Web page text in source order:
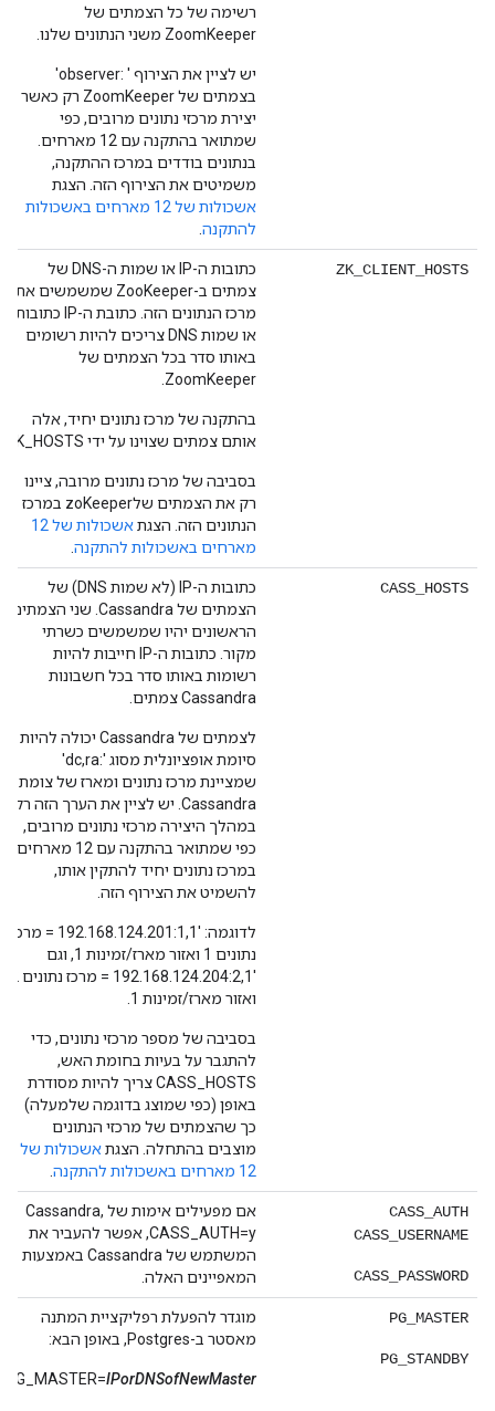
רשימה של כל הצמתים של
ZoomKeeper משני הנתונים שלנו.
יש לציין את הצירוף ' :observer'
בצמתים של ZoomKeeper רק כאשר
יצירת מרכזי נתונים מרובים, כפי
שמתואר בהתקנה עם 12 מארחים.
בנתונים בודדים במרכז ההתקנה,
משמיטים את הצירוף הזה. הצגת
אשכולות של 12 מארחים באשכולות
להתקנה
ZK_CLIENT_HOSTS
כתובות ה-IP או שמות ה-DNS של
צמתים ב-ZooKeeper שמשמשים את
מרכז הנתונים הזה. כתובת ה-IP כתובות
או שמות DNS צריכים להיות רשומים
באותו סדר בכל הצמתים של
ZoomKeeper.
בהתקנה של מרכז נתונים יחיד, אלה
אותם צמתים שצוינו על ידי ZK_HOSTS
בסביבה של מרכז נתונים מרובה, ציינו
רק את הצמתים שלzoKeeper במרכז
הנתונים הזה. הצגת
אשכולות של 12
מארחים באשכולות להתקנה
CASS_HOSTS
כתובות ה-IP (לא שמות DNS) של
הצמתים של Cassandra. שני הצמתים
הראשונים יהיו שמשמשים כשרתי
מקור. כתובות ה-IP חייבות להיות
רשומות באותו סדר בכל חשבונות
Cassandra צמתים.
לצמתים של Cassandra יכולה להיות
סיומת אופציונלית מסוג ':dc,ra'
שמציינת מרכז נתונים ומארז של צומת
Cassandra. יש לציין את הערך הזה רק
במהלך היצירה מרכזי נתונים מרובים,
כפי שמתואר בהתקנה עם 12 מארחים.
במרכז נתונים יחיד להתקין אותו,
להשמיט את הצירוף הזה.
לדוגמה: '192.168.124.201:1,1 = מרכז
נתונים 1 ואזור מארז/זמינות 1, וגם
ואזור מארז/זמינות 1.
בסביבה של מספר מרכזי נתונים, כדי
להתגבר על בעיות בחומת האש,
CASS_HOSTS צריך להיות מסודרת
באופן (כפי שמוצג בדוגמה שלמעלה)
כך שהצמתים של מרכזי הנתונים
מוצבים בהתחלה. הצגתאשכולות של
12 מארחים באשכולות להתקנה
CASS_AUTH
CASS_USERNAME
CASS_PASSWORD
אם מפעילים אימות של Cassandra,
CASS_AUTH=y, אפשר להעביר את
המשתמש של Cassandra באמצעות
המאפיינים האלה.
PG_MASTER
PG_STANDBY
מוגדר להפעלת רפליקציית המתנה
מאסטר ב-Postgres, באופן הבא:
PG_MASTER=IPorDNSofNewMaster